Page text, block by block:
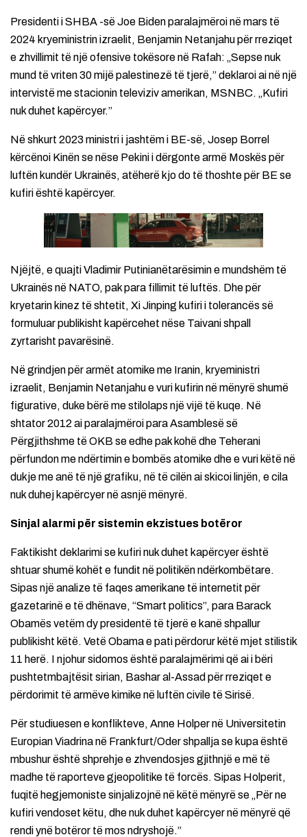
Presidenti i SHBA -së Joe Biden paralajmëroi në mars të
2024 kryeministrin izraelit, Benjamin Netanjahu për rreziqet
e zhvillimit të një ofensive tokësore në Rafah: „Sepse nuk
mund të vriten 30 mijë palestinezë të tjerë,” deklaroi ai në një
intervistë me stacionin televiziv amerikan, MSNBC. „Kufiri
nuk duhet kapërcyer.”
Në shkurt 2023 ministri i jashtëm i BE-së, Josep Borrel
kërcënoi Kinën se nëse Pekini i dërgonte armë Moskës për
luftën kundër Ukrainës, atëherë kjo do të thoshte për BE se
kufiri është kapërcyer.
Njëjtë, e quajti Vladimir Putinianëtarësimin e mundshëm të
Ukrainës në NATO, pak para fillimit të luftës. Dhe për
kryetarin kinez të shtetit, Xi Jinping kufiri i tolerancës së
formuluar publikisht kapërcehet nëse Taivani shpall
zyrtarisht pavarësinë.
Në grindjen për armët atomike me Iranin, kryeministri
izraelit, Benjamin Netanjahu e vuri kufirin në mënyrë shumë
figurative, duke bërë me stilolaps një vijë të kuqe. Në
shtator 2012 ai paralajmëroi para Asamblesë së
Përgjithshme të OKB se edhe pak kohë dhe Teherani
përfundon me ndërtimin e bombës atomike dhe e vuri këtë në
dukje me anë të një grafiku, në të cilën ai skicoi linjën, e cila
nuk duhej kapërcyer në asnjë mënyrë.
Sinjal alarmi për sistemin ekzistues botëror
Faktikisht deklarimi se kufiri nuk duhet kapërcyer është
shtuar shumë kohët e fundit në politikën ndërkombëtare.
Sipas një analize të faqes amerikane të internetit për
gazetarinë e të dhënave, “Smart politics”, para Barack
Obamës vetëm dy presidentë të tjerë e kanë shpallur
publikisht këtë. Vetë Obama e pati përdorur këtë mjet stilistik
11 herë. I njohur sidomos është paralajmërimi që ai i bëri
pushtetmbajtësit sirian, Bashar al-Assad për rreziqet e
përdorimit të armëve kimike në luftën civile të Sirisë.
Për studiuesen e konflikteve, Anne Holper në Universitetin
Europian Viadrina në Frankfurt/Oder shpallja se kupa është
mbushur është shprehje e zhvendosjes gjithnjë e më të
madhe të raporteve gjeopolitike të forcës. Sipas Holperit,
fuqitë hegjemoniste sinjalizojnë në këtë mënyrë se „Për ne
kufiri vendoset këtu, dhe nuk duhet kapërcyer në mënyrë që
rendi ynë botëror të mos ndryshojë.”